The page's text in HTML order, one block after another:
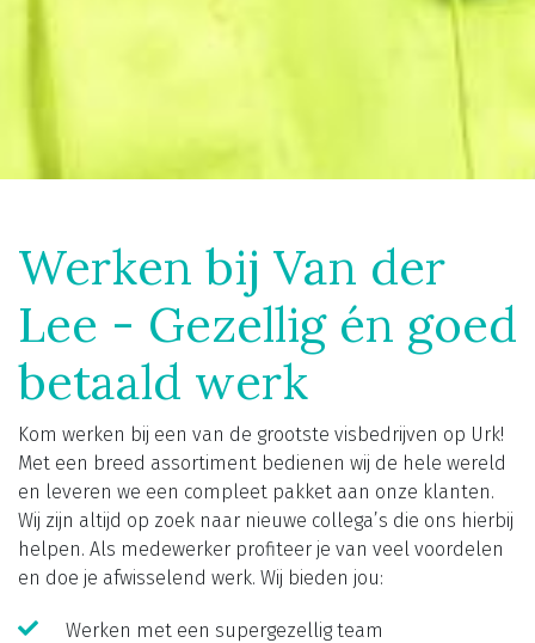
Werken bij Van der
Lee - Gezellig én goed
betaald werk
Kom werken bij een van de grootste visbedrijven op Urk!
Met een breed assortiment bedienen wij de hele wereld
en leveren we een compleet pakket aan onze klanten.
Wij zijn altijd op zoek naar nieuwe collega’s die ons hierbij
helpen. Als medewerker profiteer je van veel voordelen
en doe je afwisselend werk. Wij bieden jou:
Werken met een supergezellig team